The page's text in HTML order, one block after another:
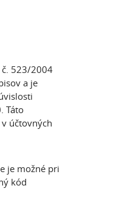
523/2004
a je
Táto
účtovných
je možné pri
kód